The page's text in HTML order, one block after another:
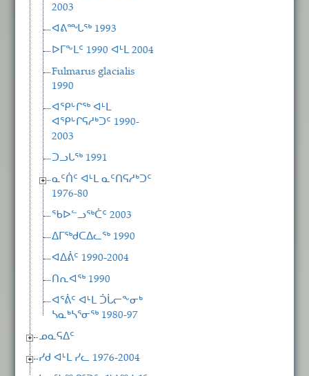
2003
ᐊᕕᙵᖅ 1993
ᐅᒥᖕᒪᑦ 1990 ᐊᒻᒪ 2004
Fulmarus glacialis
1990
ᐊᕿᒡᒋᖅ ᐊᒻᒪ
ᐊᕿᒡᒋᕋᓱᒃᑐᑦ 1990-
2003
ᑐᓗᒐᖅ 1991
ᓇᑦᑏᑦ ᐊᒻᒪ ᓇᑦᑎᕋᓱᒃᑐᑦ
1976-80
ᖃᐅᓪᓗᖅᑖᑦ 2003
ᐃᒥᖅᑯᑕᐃᓚᖅ 1990
ᐊᐃᕖᑦ 1990-2004
ᑎᕆᐊᖅ 1990
ᐊᕐᕖᑦ ᐊᒻᒪ ᑑᒑᓕᖕᓂᒃ
ᓴᓇᒃᓴᕐᓂᖅ 1980-97
ᓄᓇᕋᐃᑦ
ᓯᑯ ᐊᒻᒪ ᓯᓚ 1976-2004